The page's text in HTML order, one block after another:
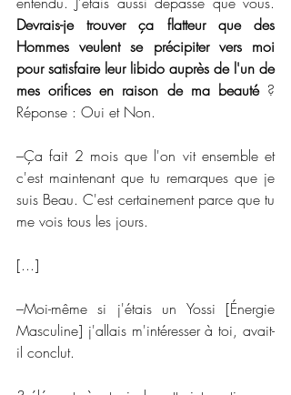
Devrais-je trouver ça flatteur que des
Hommes veulent se précipiter vers moi
pour satisfaire leur libido auprès de l'un de
mes orifices en raison de ma beauté ?
Réponse : Oui et Non.
–Ça fait 2 mois que l'on vit ensemble et
c'est maintenant que tu remarques que je
suis Beau. C'est certainement parce que tu
me vois tous les jours.
[...]
–Moi-même si j'étais un Yossi [Énergie
Masculine] j'allais m'intéresser à toi, avait-
il conclut.